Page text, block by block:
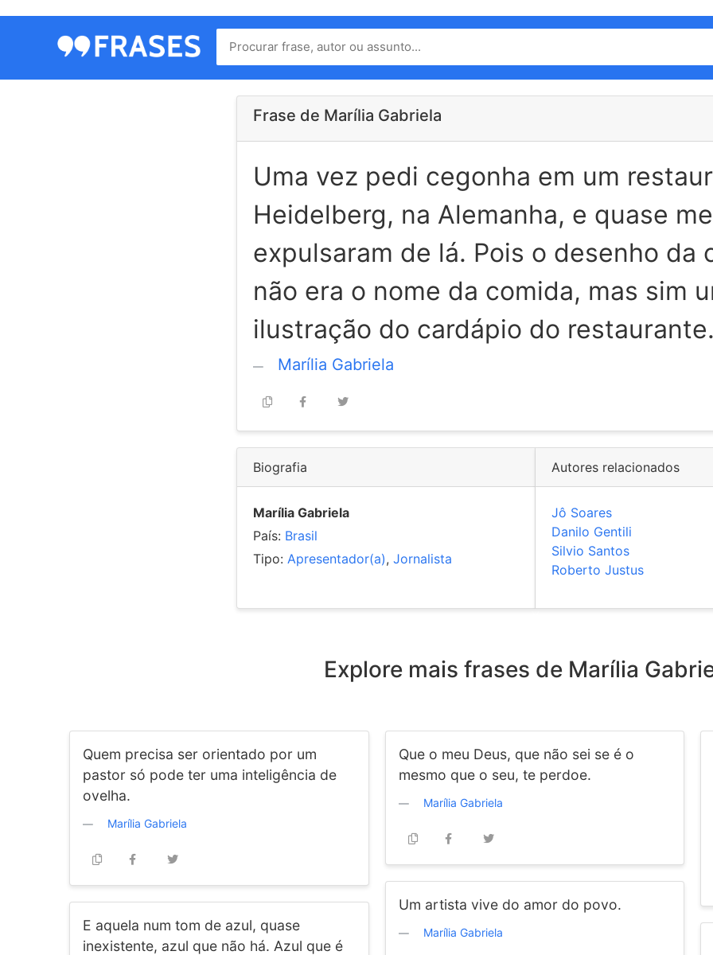
Menu
Frase de Marília Gabriela
Uma vez pedi cegonha em um
Heidelberg, na Alemanha, e quase me
expulsaram de lá. Pois o desenho da
não era o nome da comida, mas sim
ilustração do cardápio do
Marília Gabriela
Biografia
Marília Gabriela
País: Brasil
Tipo: Apresentador(a), Jornalista
Autores relacionados
Jô Soares
Danilo Gentili
Silvio Santos
Roberto Justus
Explore mais frases de Marília
Quem precisa ser orientado por um
pastor só pode ter uma inteligência de
ovelha.
Marília Gabriela
E aquela num tom de azul, quase
inexistente, azul que não há. Azul que é
Que o meu Deus, que não sei se é o
mesmo que o seu, te perdoe.
Marília Gabriela
Um artista vive do amor do povo.
Marília Gabriela